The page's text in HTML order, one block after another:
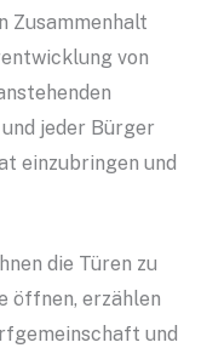
Zusammenhalt
von
jeder Bürger
einzubringen und
die Türen zu
öffnen, erzählen
und